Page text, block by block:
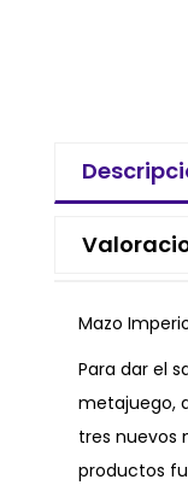
Mazo
Para dar el
metajuego,
tres nuevos
productos